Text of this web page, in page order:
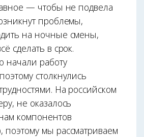
— чтобы не подвела
проблемы,
на ночные смены,
сделать в срок.
работу
столкнулись
На российском
не оказалось
компонентов
мы рассматриваем